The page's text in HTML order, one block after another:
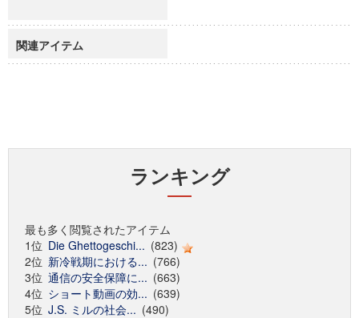
関連アイテム
ランキング
最も多く閲覧されたアイテム
1位 Die Ghettogeschi... (823)
2位 新冷戦期における... (766)
3位 通信の安全保障に... (663)
4位 ショート動画の効... (639)
5位 J.S. ミルの社会... (490)